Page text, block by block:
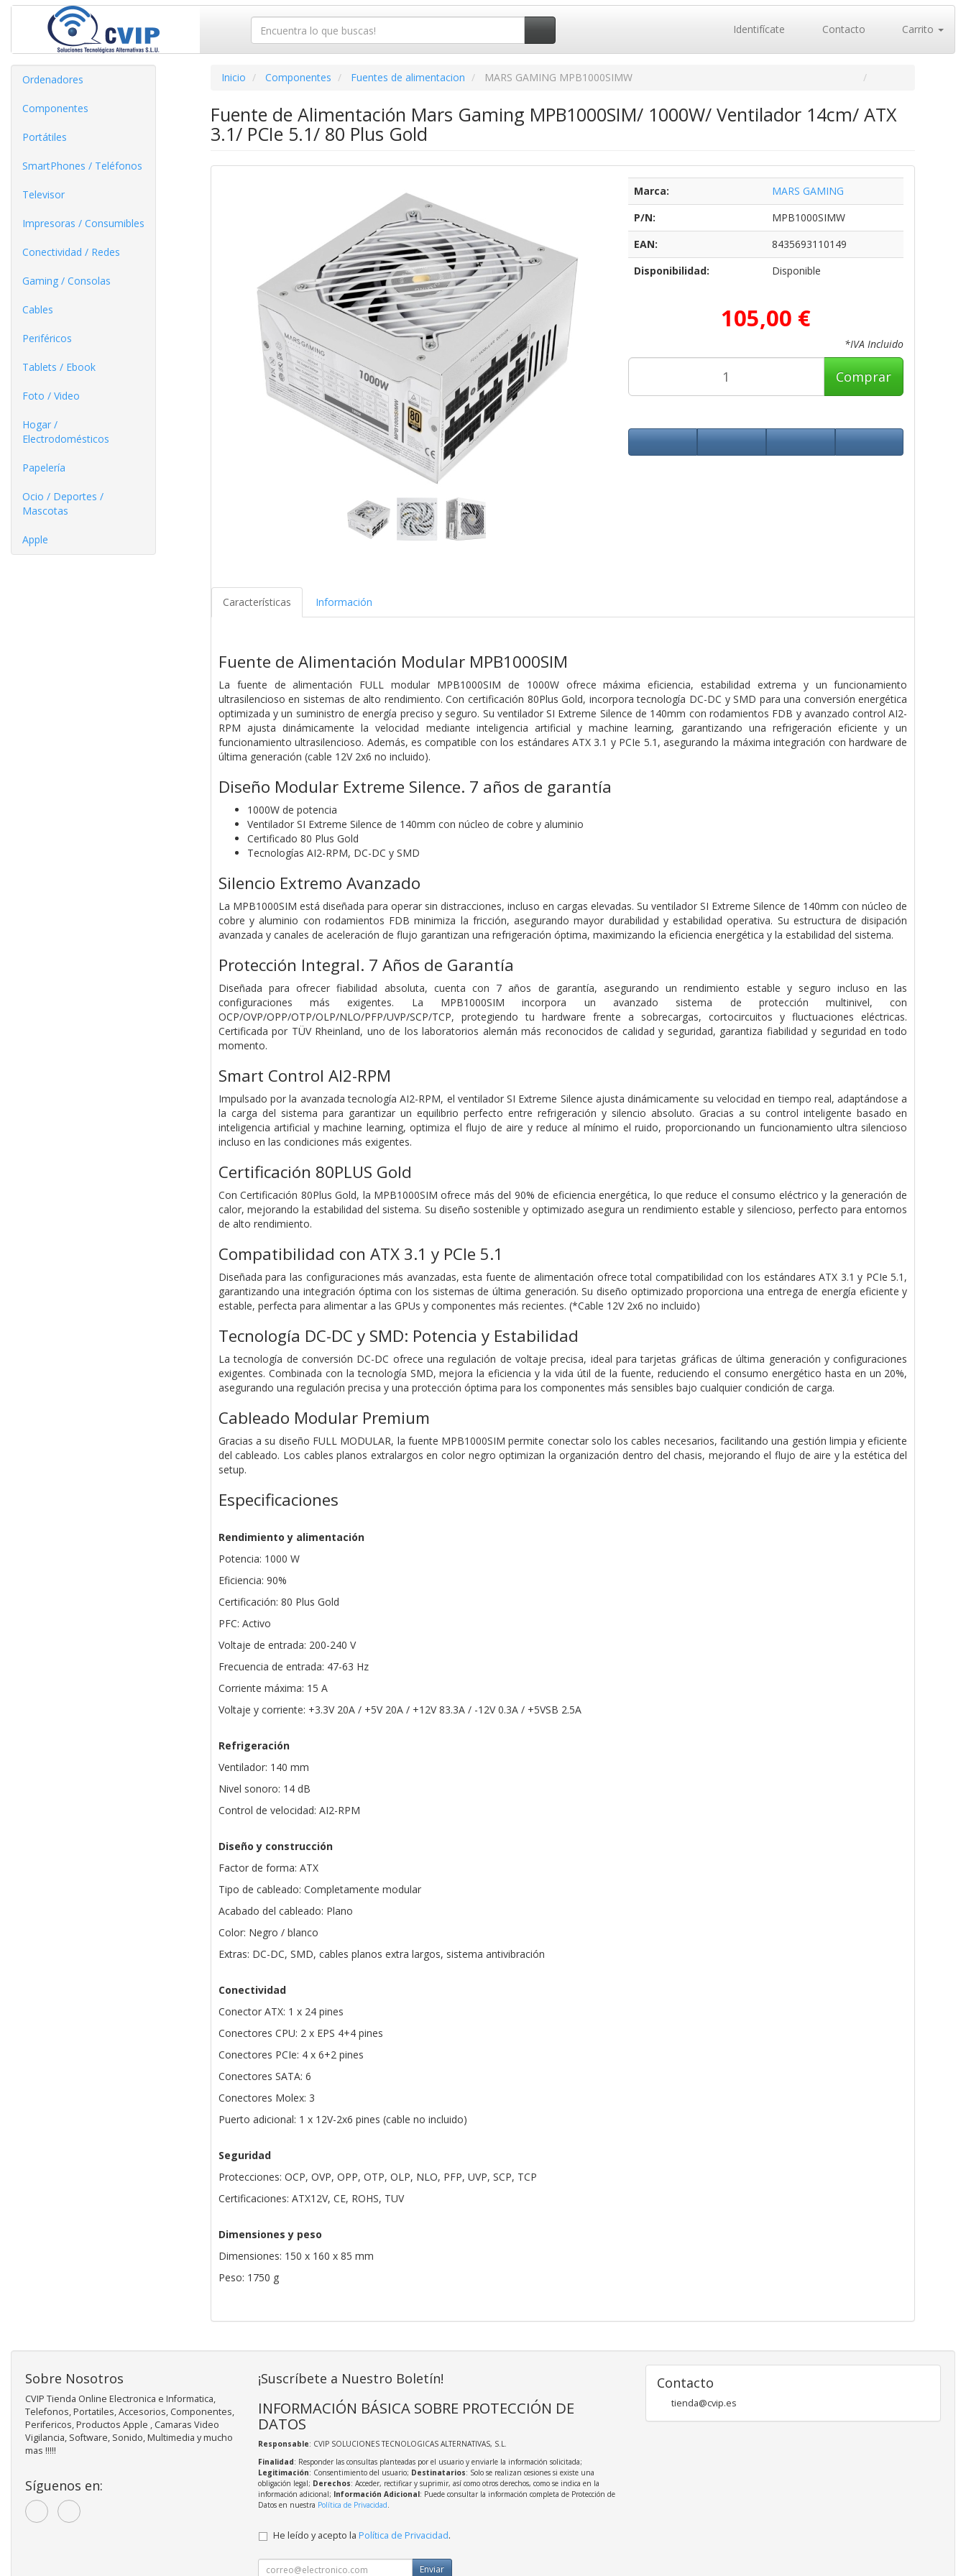
Identifícate Contacto Carrito
Ordenadores
Componentes
Portátiles
SmartPhones / Teléfonos
Televisor
Impresoras / Consumibles
Conectividad / Redes
Gaming / Consolas
Cables
Periféricos
Tablets / Ebook
Foto / Video
Hogar /
Electrodomésticos
Papelería
Ocio / Deportes /
Mascotas
Apple
Inicio Componentes Fuentes de alimentacion MARS GAMING MPB1000SIMW
Fuente de Alimentación Mars Gaming MPB1000SIM/ 1000W/ Ventilador 14cm/ ATX
3.1/ PCIe 5.1/ 80 Plus Gold
Marca:
MARS GAMING
P/N:
MPB1000SIMW
EAN:
8435693110149
Disponibilidad:
Disponible
105,00 €
*IVA Incluido
Comprar
Características Información
Fuente de Alimentación Modular MPB1000SIM
La fuente de alimentación FULL modular MPB1000SIM de 1000W ofrece máxima eficiencia, estabilidad extrema y un funcionamiento
ultrasilencioso en sistemas de alto rendimiento. Con certificación 80Plus Gold, incorpora tecnología DC-DC y SMD para una conversión energética
optimizada y un suministro de energía preciso y seguro. Su ventilador SI Extreme Silence de 140mm con rodamientos FDB y avanzado control AI2-
RPM ajusta dinámicamente la velocidad mediante inteligencia artificial y machine learning, garantizando una refrigeración eficiente y un
funcionamiento ultrasilencioso. Además, es compatible con los estándares ATX 3.1 y PCIe 5.1, asegurando la máxima integración con hardware de
última generación (cable 12V 2x6 no incluido).
Diseño Modular Extreme Silence. 7 años de garantía
1000W de potencia
Ventilador SI Extreme Silence de 140mm con núcleo de cobre y aluminio
Certificado 80 Plus Gold
Tecnologías AI2-RPM, DC-DC y SMD
Silencio Extremo Avanzado
La MPB1000SIM está diseñada para operar sin distracciones, incluso en cargas elevadas. Su ventilador SI Extreme Silence de 140mm con núcleo de
cobre y aluminio con rodamientos FDB minimiza la fricción, asegurando mayor durabilidad y estabilidad operativa. Su estructura de disipación
avanzada y canales de aceleración de flujo garantizan una refrigeración óptima, maximizando la eficiencia energética y la estabilidad del sistema.
Protección Integral. 7 Años de Garantía
Diseñada para ofrecer fiabilidad absoluta, cuenta con 7 años de garantía, asegurando un rendimiento estable y seguro incluso en las
configuraciones más exigentes. La MPB1000SIM incorpora un avanzado sistema de protección multinivel, con
OCP/OVP/OPP/OTP/OLP/NLO/PFP/UVP/SCP/TCP, protegiendo tu hardware frente a sobrecargas, cortocircuitos y fluctuaciones eléctricas.
Certificada por TÜV Rheinland, uno de los laboratorios alemán más reconocidos de calidad y seguridad, garantiza fiabilidad y seguridad en todo
momento.
Smart Control AI2-RPM
Impulsado por la avanzada tecnología AI2-RPM, el ventilador SI Extreme Silence ajusta dinámicamente su velocidad en tiempo real, adaptándose a
la carga del sistema para garantizar un equilibrio perfecto entre refrigeración y silencio absoluto. Gracias a su control inteligente basado en
inteligencia artificial y machine learning, optimiza el flujo de aire y reduce al mínimo el ruido, proporcionando un funcionamiento ultra silencioso
incluso en las condiciones más exigentes.
Certificación 80PLUS Gold
Con Certificación 80Plus Gold, la MPB1000SIM ofrece más del 90% de eficiencia energética, lo que reduce el consumo eléctrico y la generación de
calor, mejorando la estabilidad del sistema. Su diseño sostenible y optimizado asegura un rendimiento estable y silencioso, perfecto para entornos
de alto rendimiento.
Compatibilidad con ATX 3.1 y PCIe 5.1
Diseñada para las configuraciones más avanzadas, esta fuente de alimentación ofrece total compatibilidad con los estándares ATX 3.1 y PCIe 5.1,
garantizando una integración óptima con los sistemas de última generación. Su diseño optimizado proporciona una entrega de energía eficiente y
estable, perfecta para alimentar a las GPUs y componentes más recientes. (*Cable 12V 2x6 no incluido)
Tecnología DC-DC y SMD: Potencia y Estabilidad
La tecnología de conversión DC-DC ofrece una regulación de voltaje precisa, ideal para tarjetas gráficas de última generación y configuraciones
exigentes. Combinada con la tecnología SMD, mejora la eficiencia y la vida útil de la fuente, reduciendo el consumo energético hasta en un 20%,
asegurando una regulación precisa y una protección óptima para los componentes más sensibles bajo cualquier condición de carga.
Cableado Modular Premium
Gracias a su diseño FULL MODULAR, la fuente MPB1000SIM permite conectar solo los cables necesarios, facilitando una gestión limpia y eficiente
del cableado. Los cables planos extralargos en color negro optimizan la organización dentro del chasis, mejorando el flujo de aire y la estética del
setup.
Especificaciones
Rendimiento y alimentación
Potencia: 1000 W
Eficiencia: 90%
Certificación: 80 Plus Gold
PFC: Activo
Voltaje de entrada: 200-240 V
Frecuencia de entrada: 47-63 Hz
Corriente máxima: 15 A
Voltaje y corriente: +3.3V 20A / +5V 20A / +12V 83.3A / -12V 0.3A / +5VSB 2.5A
Refrigeración
Ventilador: 140 mm
Nivel sonoro: 14 dB
Control de velocidad: AI2-RPM
Diseño y construcción
Factor de forma: ATX
Tipo de cableado: Completamente modular
Acabado del cableado: Plano
Color: Negro / blanco
Extras: DC-DC, SMD, cables planos extra largos, sistema antivibración
Conectividad
Conector ATX: 1 x 24 pines
Conectores CPU: 2 x EPS 4+4 pines
Conectores PCIe: 4 x 6+2 pines
Conectores SATA: 6
Conectores Molex: 3
Puerto adicional: 1 x 12V-2x6 pines (cable no incluido)
Seguridad
Protecciones: OCP, OVP, OPP, OTP, OLP, NLO, PFP, UVP, SCP, TCP
Certificaciones: ATX12V, CE, ROHS, TUV
Dimensiones y peso
Dimensiones: 150 x 160 x 85 mm
Peso: 1750 g
Sobre Nosotros
CVIP Tienda Online Electronica e Informatica,
Telefonos, Portatiles, Accesorios, Componentes,
Perifericos, Productos Apple , Camaras Video
Vigilancia, Software, Sonido, Multimedia y mucho
mas !!!!!
Síguenos en:
¡Suscríbete a Nuestro Boletín!
INFORMACIÓN BÁSICA SOBRE PROTECCIÓN DE
DATOS
Responsable: CVIP SOLUCIONES TECNOLOGICAS ALTERNATIVAS, S.L.
Finalidad: Responder las consultas planteadas por el usuario y enviarle la información solicitada;
Legitimación: Consentimiento del usuario; Destinatarios: Solo se realizan cesiones si existe una
obligación legal; Derechos: Acceder, rectificar y suprimir, así como otros derechos, como se indica en la
información adicional; Información Adicional: Puede consultar la información completa de Protección de
Datos en nuestra Política de Privacidad.
He leído y acepto la Política de Privacidad.
Enviar
Contacto
tienda@cvip.es